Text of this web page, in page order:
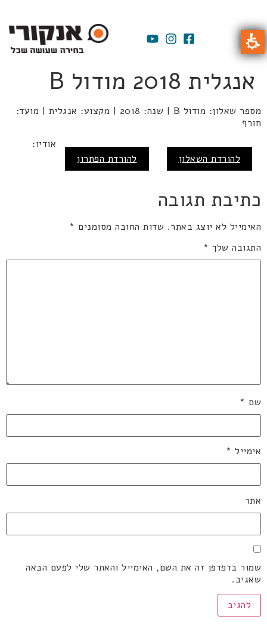
אנגלית 2018 מודול B
מספר שאלון: מודול B | שנה: 2018 | מקצוע: אנגלית | מועד:
חורף
להורדת השאלון להורדת הפתרון
אודיו:
כתיבת תגובה
האימייל לא יוצג באתר. שדות החובה מסומנים *
התגובה שלך *
שם *
אימייל *
אתר
שמור בדפדפן זה את השם, האימייל והאתר שלי לפעם הבאה
שאגיב.